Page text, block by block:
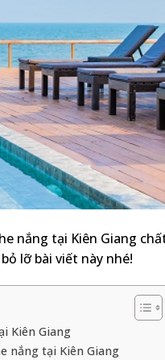
nắng tại Kiên Giang
lỡ bài viết này nhé!
Kiên Giang
nắng tại Kiên Giang